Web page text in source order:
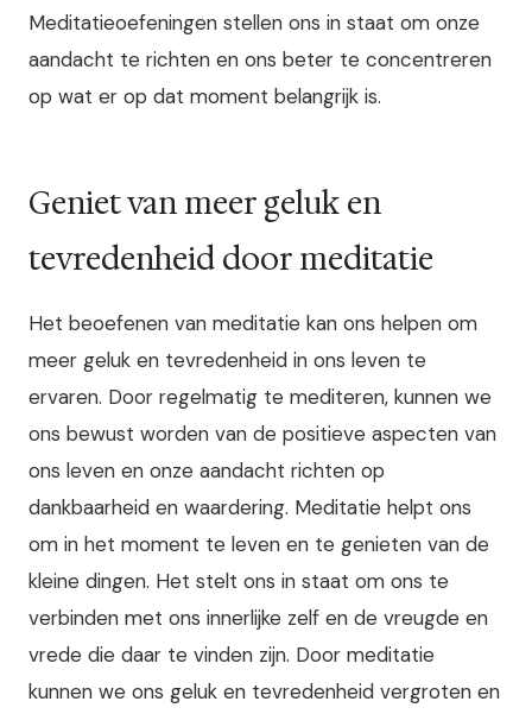
Meditatieoefeningen stellen ons in staat om onze
aandacht te richten en ons beter te concentreren
op wat er op dat moment belangrijk is.
Geniet van meer geluk en
tevredenheid door meditatie
Het beoefenen van meditatie kan ons helpen om
meer geluk en tevredenheid in ons leven te
ervaren. Door regelmatig te mediteren, kunnen we
ons bewust worden van de positieve aspecten van
ons leven en onze aandacht richten op
dankbaarheid en waardering. Meditatie helpt ons
om in het moment te leven en te genieten van de
kleine dingen. Het stelt ons in staat om ons te
verbinden met ons innerlijke zelf en de vreugde en
vrede die daar te vinden zijn. Door meditatie
kunnen we ons geluk en tevredenheid vergroten en